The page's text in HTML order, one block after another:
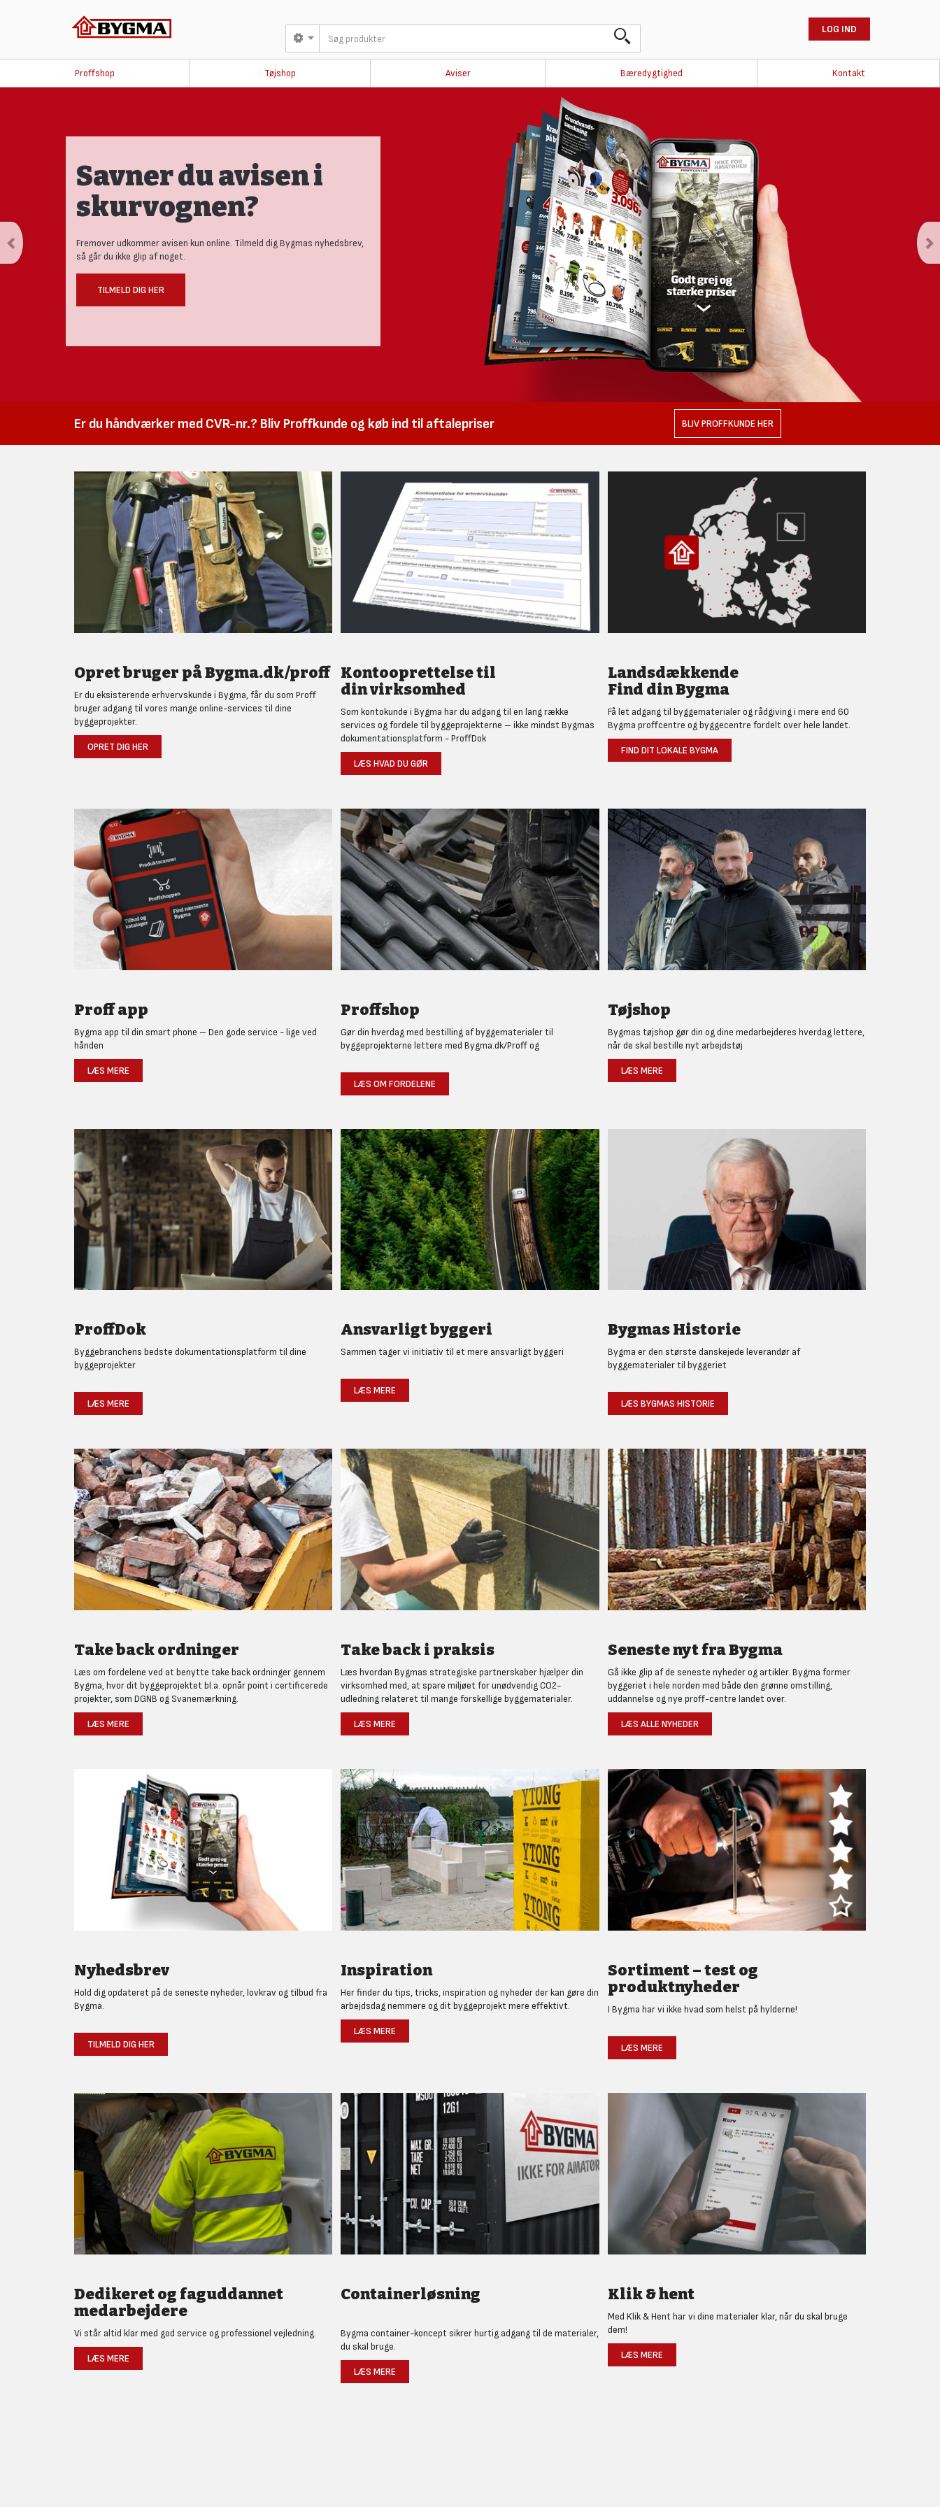
LOG IND
Proffshop Tøjshop Aviser Bæredygtighed Kontakt
Savner du avisen i
skurvognen?
Fremover udkommer avisen kun online. Tilmeld dig Bygmas nyhedsbrev,
så går du ikke glip af noget.
TILMELD DIG HER
Er du håndværker med CVR-nr.? Bliv Proffkunde og køb ind til aftalepriser BLIV PROFFKUNDE HER
Opret bruger på Bygma.dk/proff
Er du eksisterende erhvervskunde i Bygma, får du som Proff
bruger adgang til vores mange online-services til dine
byggeprojekter.
OPRET DIG HER
Kontooprettelse til
din virksomhed
Som kontokunde i Bygma har du adgang til en lang række
services og fordele til byggeprojekterne – ikke mindst Bygmas
dokumentationsplatform - ProffDok
LÆS HVAD DU GØR
Landsdækkende
Find din Bygma
Få let adgang til byggematerialer og rådgiving i mere end 60
Bygma proffcentre og byggecentre fordelt over hele landet.
FIND DIT LOKALE BYGMA
Proff app
Bygma app til din smart phone – Den gode service - lige ved
hånden
LÆS MERE
Proffshop
Gør din hverdag med bestilling af byggematerialer til
byggeprojekterne lettere med Bygma.dk/Proff og
LÆS OM FORDELENE
Tøjshop
Bygmas tøjshop gør din og dine medarbejderes hverdag lettere,
når de skal bestille nyt arbejdstøj
LÆS MERE
ProffDok
Byggebranchens bedste dokumentationsplatform til dine
byggeprojekter
LÆS MERE
Ansvarligt byggeri
Sammen tager vi initiativ til et mere ansvarligt byggeri
LÆS MERE
Bygmas Historie
Bygma er den største danskejede leverandør af
byggematerialer til byggeriet
LÆS BYGMAS HISTORIE
Take back ordninger
Læs om fordelene ved at benytte take back ordninger gennem
Bygma, hvor dit byggeprojektet bl.a. opnår point i certificerede
projekter, som DGNB og Svanemærkning.
LÆS MERE
Take back i praksis
Læs hvordan Bygmas strategiske partnerskaber hjælper din
virksomhed med, at spare miljøet for unødvendig CO2-
udledning relateret til mange forskellige byggematerialer.
LÆS MERE
Seneste nyt fra Bygma
Gå ikke glip af de seneste nyheder og artikler. Bygma former
byggeriet i hele norden med både den grønne omstilling,
uddannelse og nye proff-centre landet over.
LÆS ALLE NYHEDER
Nyhedsbrev
Hold dig opdateret på de seneste nyheder, lovkrav og tilbud fra
Bygma.
TILMELD DIG HER
Inspiration
Her finder du tips, tricks, inspiration og nyheder der kan gøre din
arbejdsdag nemmere og dit byggeprojekt mere effektivt.
LÆS MERE
Sortiment – test og
produktnyheder
I Bygma har vi ikke hvad som helst på hylderne!
LÆS MERE
Dedikeret og faguddannet
medarbejdere
Vi står altid klar med god service og professionel vejledning.
LÆS MERE
Containerløsning
Bygma container-koncept sikrer hurtig adgang til de materialer,
du skal bruge.
LÆS MERE
Klik & hent
Med Klik & Hent har vi dine materialer klar, når du skal bruge
dem!
LÆS MERE